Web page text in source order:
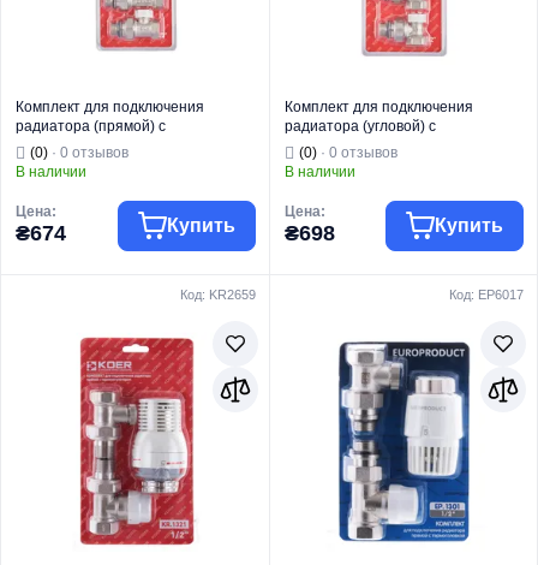
Комплект для подключения
радиатора (прямой) с
термоголовкой 1/2'' ( KOER SET-30
) (KR5717)
(0) · 0 отзывов
В наличии
Цена:
₴674 Купить
Тип изделия
Радиаторная
арматура
Вид изделия
Термокомплекты
Назначение
Для отопления
Комплект для подключения
радиатора (угловой) с
термоголовкой 1/2'' ( KOER SET-29
) (KR5716)
(0)· 0 отзывов
В наличии
Цена:
₴698 Купить
Тип изделия
Радиаторная
арматура
Вид изделия
Термокомплекты
Для отопления
Код: KR2659 Код: EP6017